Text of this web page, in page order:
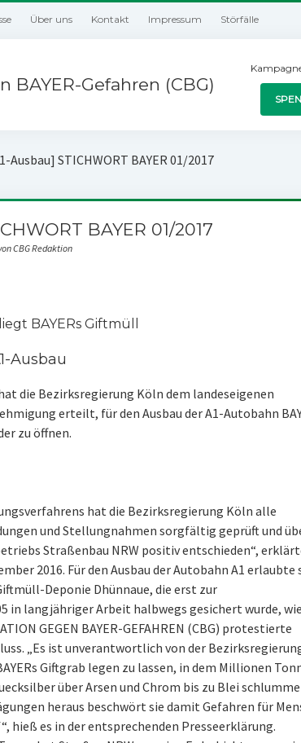
Über uns Kontakt Impressum Störfälle
Gefahren (CBG)
Ausbau] STICHWORT BAYER 01/2017
BAYER 01/2017
CBG Redaktion
BAYERs Giftmüll
Ausbau
die Bezirksregierung Köln dem landeseigenen
erteilt, für den Ausbau der A1-Autobahn
zu öffnen.
hat die Bezirksregierung Köln alle
und Stellungnahmen sorgfältig geprüft und
Straßenbau NRW positiv entschieden“,
2016. Für den Ausbau der Autobahn A1 erlaubte
Deponie Dhünnaue, die erst zur
in langjähriger Arbeit halbwegs gesichert wurde,
GEGEN BAYER-GEFAHREN (CBG) protestierte
„Es ist unverantwortlich von der
Giftgrab legen zu lassen, in dem Millionen
über Arsen und Chrom bis zu Blei
heraus beschwört sie damit Gefahren für
hieß es in der entsprechenden Presseerklärung.